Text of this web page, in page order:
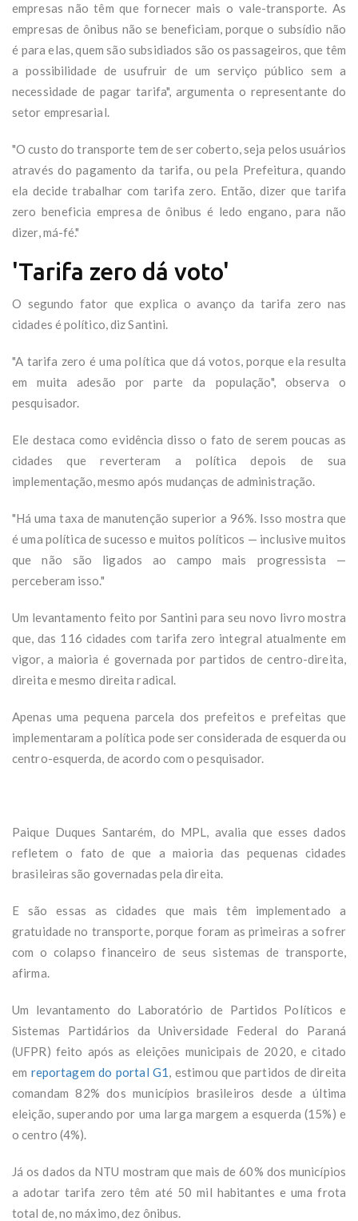
empresas não têm que fornecer mais o vale-transporte. As
empresas de ônibus não se beneficiam, porque o subsídio não
é para elas, quem são subsidiados são os passageiros, que têm
a possibilidade de usufruir de um serviço público sem a
necessidade de pagar tarifa", argumenta o representante do
setor empresarial.
"O custo do transporte tem de ser coberto, seja pelos usuários
através do pagamento da tarifa, ou pela Prefeitura, quando
ela decide trabalhar com tarifa zero. Então, dizer que tarifa
zero beneficia empresa de ônibus é ledo engano, para não
dizer, má-fé."
'Tarifa zero dá voto'
O segundo fator que explica o avanço da tarifa zero nas
cidades é político, diz Santini.
"A tarifa zero é uma política que dá votos, porque ela resulta
em muita adesão por parte da população", observa o
pesquisador.
Ele destaca como evidência disso o fato de serem poucas as
cidades que reverteram a política depois de sua
implementação, mesmo após mudanças de administração.
"Há uma taxa de manutenção superior a 96%. Isso mostra que
é uma política de sucesso e muitos políticos — inclusive muitos
que não são ligados ao campo mais progressista —
perceberam isso."
Um levantamento feito por Santini para seu novo livro mostra
que, das 116 cidades com tarifa zero integral atualmente em
vigor, a maioria é governada por partidos de centro-direita,
direita e mesmo direita radical.
Apenas uma pequena parcela dos prefeitos e prefeitas que
implementaram a política pode ser considerada de esquerda ou
centro-esquerda, de acordo com o pesquisador.
Paique Duques Santarém, do MPL, avalia que esses dados
refletem o fato de que a maioria das pequenas cidades
brasileiras são governadas pela direita.
E são essas as cidades que mais têm implementado a
gratuidade no transporte, porque foram as primeiras a sofrer
com o colapso financeiro de seus sistemas de transporte,
afirma.
Um levantamento do Laboratório de Partidos Políticos e
Sistemas Partidários da Universidade Federal do Paraná
(UFPR) feito após as eleições municipais de 2020, e citado
em reportagem do portal G1, estimou que partidos de direita
comandam 82% dos municípios brasileiros desde a última
eleição, superando por uma larga margem a esquerda (15%) e
o centro (4%).
Já os dados da NTU mostram que mais de 60% dos municípios
a adotar tarifa zero têm até 50 mil habitantes e uma frota
total de, no máximo, dez ônibus.